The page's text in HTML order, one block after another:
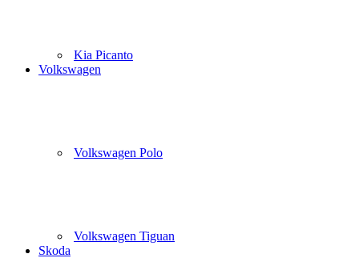
Kia Picanto
Volkswagen
Volkswagen Polo
Volkswagen Tiguan
Skoda